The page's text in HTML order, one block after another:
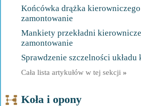
Końcówka drążka
zamontowanie
Mankiety przekładni
zamontowanie
Sprawdzenie szczelności
Cała lista artykułów w tej sekcji »
Koła i opony